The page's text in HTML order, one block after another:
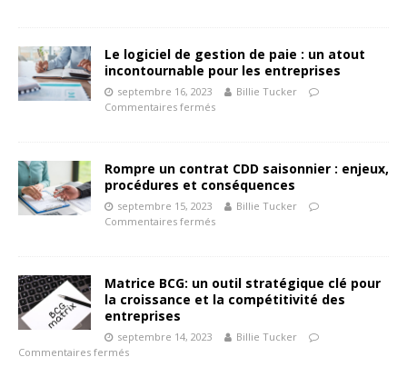
Le logiciel de gestion de paie : un atout
incontournable pour les entreprises
septembre 16, 2023
Billie Tucker
Commentaires fermés
Rompre un contrat CDD saisonnier : enjeux,
procédures et conséquences
septembre 15, 2023
Billie Tucker
Commentaires fermés
Matrice BCG: un outil stratégique clé pour
la croissance et la compétitivité des
entreprises
septembre 14, 2023
Billie Tucker
Commentaires fermés